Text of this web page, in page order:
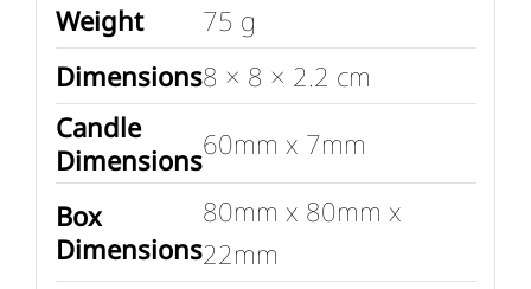
Weight
75 g
Dimensions8 × 8 × 2.2 cm
Candle
Dimensions60mm x 7mm
Box
Dimensions
80mm x 80mm x
22mm